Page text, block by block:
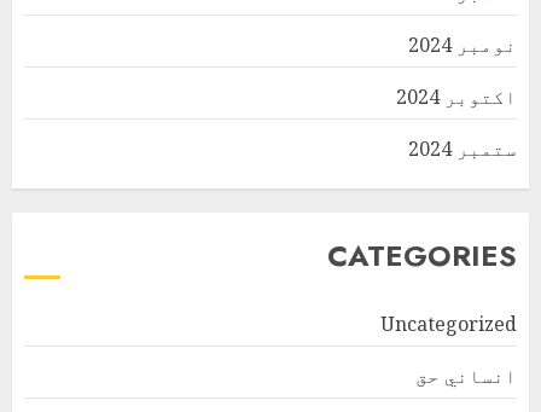
نومبر 2024
اکتوبر 2024
ستمبر 2024
CATEGORIES
Uncategorized
انساني حق